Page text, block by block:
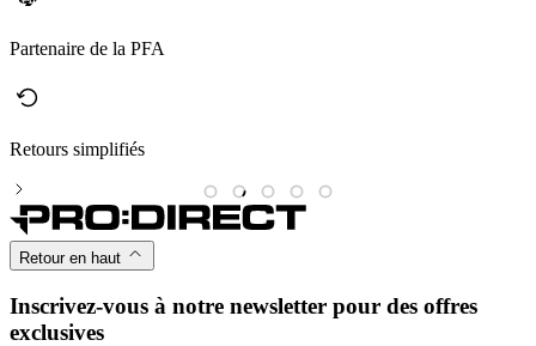
Partenaire de la PFA
Retours simplifiés
Retour en haut
Inscrivez-vous à notre newsletter pour des offres
exclusives